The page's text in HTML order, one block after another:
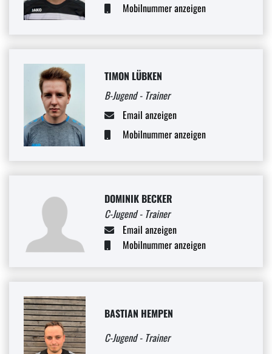
Mobilnummer anzeigen
TIMON LÜBKEN
B-Jugend - Trainer
Email anzeigen
Mobilnummer anzeigen
DOMINIK BECKER
C-Jugend - Trainer
Email anzeigen
Mobilnummer anzeigen
BASTIAN HEMPEN
C-Jugend - Trainer